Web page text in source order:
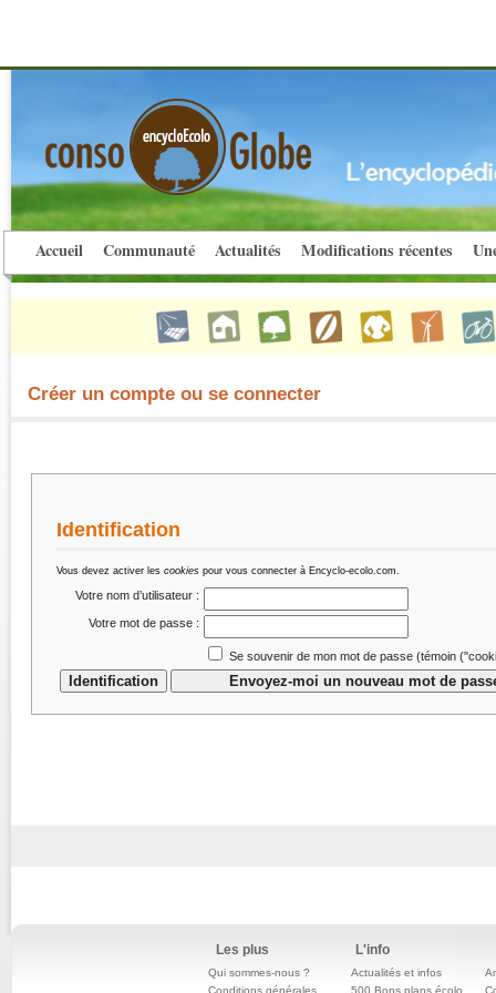
Accueil Communauté Actualités Modifications récentes
Créer un compte ou se connecter
Identification
Vous devez activer les cookies pour vous connecter à Encyclo-ecolo.com.
Votre nom d’utilisateur :
Votre mot de passe :
Se souvenir de mon mot de passe (témoin
Les plus
Qui sommes-nous ?
Conditions générales
L'info
Actualités et infos
500 Bons plans écolo